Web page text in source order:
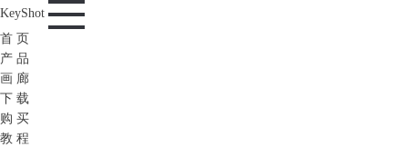
KeyShot
首 页
产 品
画 廊
下 载
购 买
教 程